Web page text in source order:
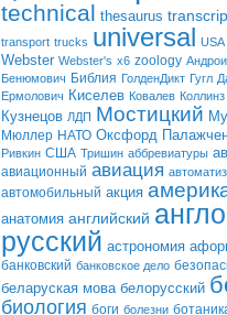
technical thesaurus
transport trucks universal USA
Webster Webster's x6 zoology
Бенюмович Библия ГолденДикт Гугл
Ермолович Киселев Ковалев Коллинз
Кузнецов ЛДП Мостицкий
Мюллер НАТО Оксфорд
Ривкин США Тришин аббревиатуры
авиационный авиация
автомобильный акция
анатомия английский
русский астрономия
банковский банковское дело
беларуская мова белорусский
биология боги болезни